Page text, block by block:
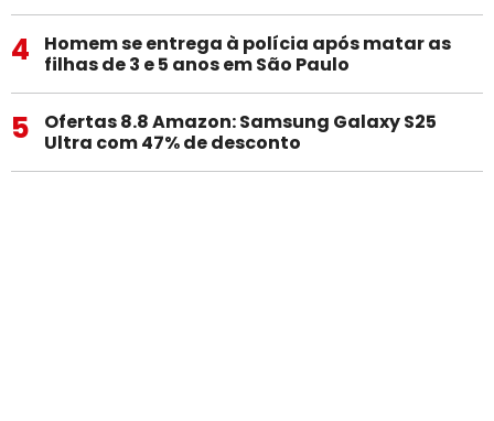
4
Homem se entrega à polícia após matar as
filhas de 3 e 5 anos em São Paulo
5
Ofertas 8.8 Amazon: Samsung Galaxy S25
Ultra com 47% de desconto